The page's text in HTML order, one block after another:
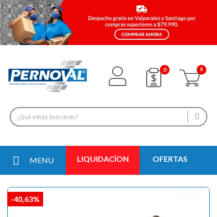
0
MENU LIQUIDACÍON OFERTAS
-40,63%